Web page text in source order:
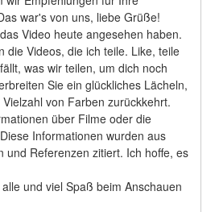
war's von uns, liebe Grüße!
Video heute angesehen haben.
die Videos, die ich teile. Like, teile
was wir teilen, um dich noch
Sie ein glückliches Lächeln,
von Farben zurückkehrt.
über Filme oder die
Informationen wurden aus
und Referenzen zitiert. Ich hoffe, es
und viel Spaß beim Anschauen